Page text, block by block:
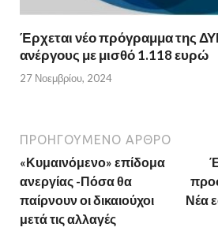
Έρχεται νέο πρόγραμμα της
ανέργους με μισθό 1.118 ευρώ
27 Νοεμβρίου, 2024
ΠΡΟΗΓΟΎΜΕΝΟ ΆΡΘΡΟ
«Κυμαινόμενο» επίδομα
ανεργίας -Πόσα θα
παίρνουν οι δικαιούχοι
μετά τις αλλαγές
Νέα